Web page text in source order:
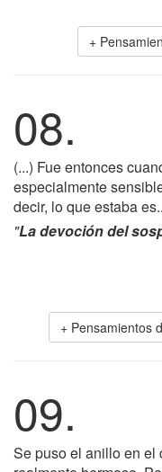
+
08.
(...) Fue entonces
especialmente
decir, lo que estaba
"La devoción del
+ Pensamientos
09.
Se puso el anillo en el